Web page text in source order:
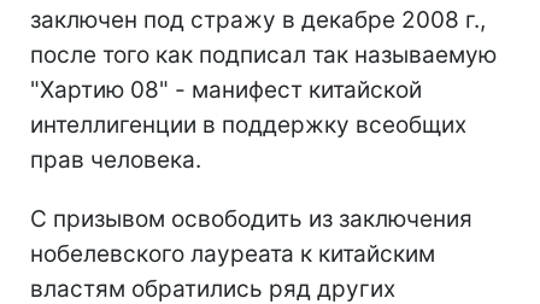
заключен под стражу в декабре 2008 г.,
после того как подписал так называемую
"Хартию 08" - манифест китайской
интеллигенции в поддержку всеобщих
прав человека.
С призывом освободить из заключения
нобелевского лауреата к китайским
властям обратились ряд других